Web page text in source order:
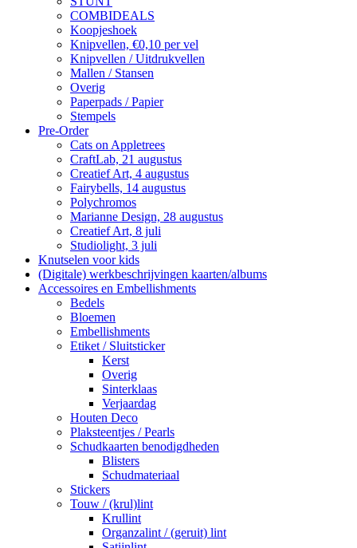
COMBIDEALS
Koopjeshoek
Knipvellen, €0,10 per vel
Knipvellen / Uitdrukvellen
Mallen / Stansen
Overig
Paperpads / Papier
Stempels
Pre-Order
Cats on Appletrees
CraftLab, 21 augustus
Creatief Art, 4 augustus
Fairybells, 14 augustus
Polychromos
Marianne Design, 28 augustus
Creatief Art, 8 juli
Studiolight, 3 juli
Knutselen voor kids
(Digitale) werkbeschrijvingen kaarten/albums
Accessoires en Embellishments
Bedels
Bloemen
Embellishments
Etiket / Sluitsticker
Kerst
Overig
Sinterklaas
Verjaardag
Houten Deco
Plaksteentjes / Pearls
Schudkaarten benodigdheden
Blisters
Schudmateriaal
Stickers
Touw / (krul)lint
Krullint
Organzalint / (geruit) lint